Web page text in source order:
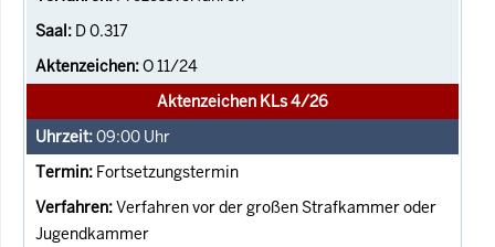
D 0.317
O 11/24
Aktenzeichen KLs 4/26
09:00 Uhr
Fortsetzungstermin
Verfahren vor der großen Strafkammer oder
Jugendkammer